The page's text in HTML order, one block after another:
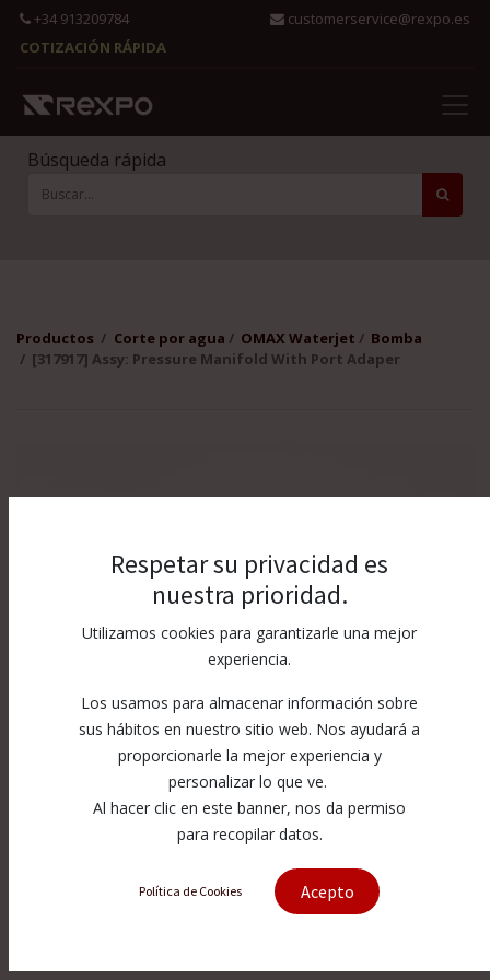
+34 913209784
customerservice@rexpo.es
COTIZACIÓN RÁPIDA
Búsqueda rápida
Productos Corte por agua OMAX Waterjet
Bomba
[317917] Assy: Pressure Manifold With Port Adaper
[317917] Assy: Pressure Manifold
Respetar su privacidad es
nuestra prioridad.
Utilizamos cookies para garantizarle una mejor
experiencia.
Los usamos para almacenar información sobre
sus hábitos en nuestro sitio web. Nos ayudará a
proporcionarle la mejor experiencia y
personalizar lo que ve.
Al hacer clic en este banner, nos da permiso
para recopilar datos.
Política de Cookies Acepto